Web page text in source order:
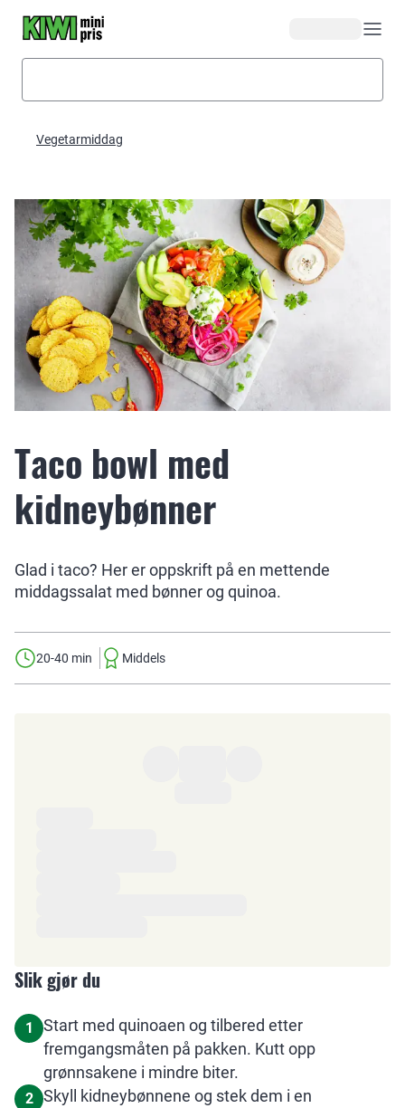
Vegetarmiddag
Taco bowl med
kidneybønner
Glad i taco? Her er oppskrift på en mettende
middagssalat med bønner og quinoa.
20-40 min Middels
Slik gjør du
1
Start med quinoaen og tilbered etter
fremgangsmåten på pakken. Kutt opp
grønnsakene i mindre biter.
2
Skyll kidneybønnene og stek dem i en